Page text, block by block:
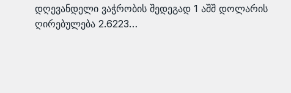
დღევანდელი ვაჭრობის შედეგად 1 აშშ დოლარის
ღირებულება 2.6223…